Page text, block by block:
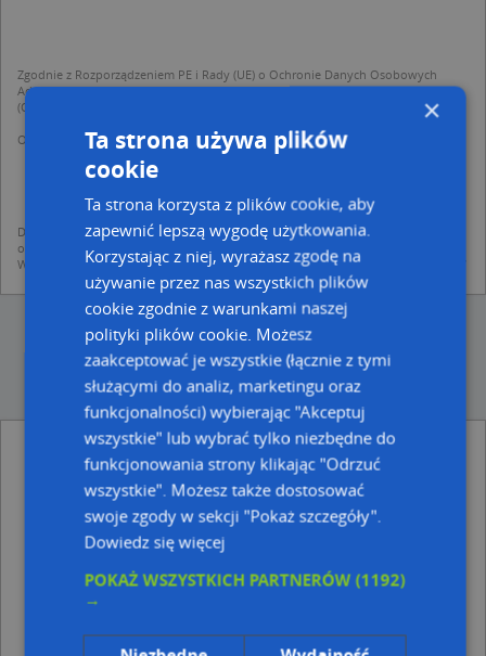
Zgodnie z Rozporządzeniem PE i Rady (UE) o Ochronie Danych Osobowych
Administratorem (RODO), administratorem danych jest AutoMapa sp. z o.o.
(Operator) z siedzibą w Warszawie przy ulicy Domaniewskiej 37.
Operator przetwarza dane osobowe w celu:
dodania ich do bazy Targeo oraz publikacji w wyszukiwarce firm i na
mapach (art. 6 ust. 1 lit. f RODO)
6 ust. 1 lit. f RODO)
Dane pochodzą z publicznych baz CEIDG, GUS, REGON, z firmowych stron www
oraz od podmiotów zewnętrznych.
Więcej informacji dot. RODO: http://regulamin.automapa.pl/odo_przetwarzanie/
Pol Oil - inne Przemysł, Firmy w pobliżu
Stowarzyszenie Gdynia SOS, Pola Wincentego 11, 81-
433 Gdynia
Tomi, Gdynia 12, 81-173 Gdynia
Regal, Gdynia 4, 81-335 Gdynia
Online, Gdynia N/N, 81-528 Gdynia
Adresy w pobliżu
Gdynia, Prusa Bolesława 6, Ulica (81-431)
(→ 60 m)
×
Ta strona używa plików
cookie
Ta strona korzysta z plików cookie, aby
zapewnić lepszą wygodę użytkowania.
Korzystając z niej, wyrażasz zgodę na
używanie przez nas wszystkich plików
cookie zgodnie z warunkami naszej
polityki plików cookie. Możesz
zaakceptować je wszystkie (łącznie z tymi
służącymi do analiz, marketingu oraz
funkcjonalności) wybierając "Akceptuj
wszystkie" lub wybrać tylko niezbędne do
funkcjonowania strony klikając "Odrzuć
wszystkie". Możesz także dostosować
swoje zgody w sekcji "Pokaż szczegóły".
Dowiedz się więcej
POKAŻ WSZYSTKICH PARTNERÓW(1192)
→